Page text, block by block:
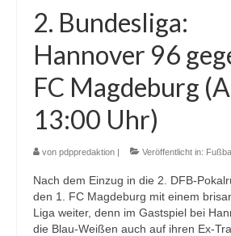
2. Bundesliga:
Hannover 96
FC Magdeburg
13:00 Uhr)
von pdppredaktion | Veröffentlicht in:
Nach dem Einzug in die 2. DFB-
den 1. FC Magdeburg mit einem
Liga weiter, denn im Gastspiel bei
die Blau-Weißen auch auf ihren Ex-